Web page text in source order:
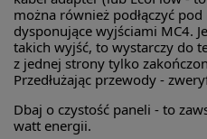
można również podłączyć
dysponujące wyjściami MC4.
takich wyjść, to wystarczy do
z jednej strony tylko
Przedłużając przewody -
Dbaj o czystość paneli - to
watt energii.